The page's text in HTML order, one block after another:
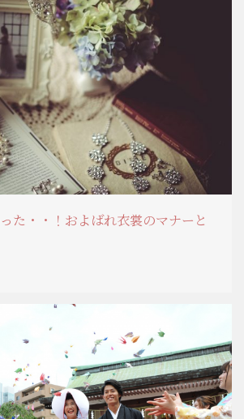
た・・！およばれ衣裳のマナーと